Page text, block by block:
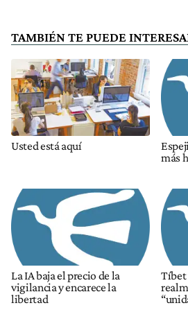
TAMBIÉN TE PUEDE
Usted está aquí
más
La IA baja el precio de la
vigilancia y encarece la
libertad
Tíbet